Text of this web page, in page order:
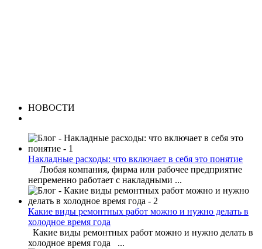
НОВОСТИ
Накладные расходы: что включает в себя это понятие
Любая компания, фирма или рабочее предприятие
непременно работает с накладными ...
Какие виды ремонтных работ можно и нужно делать в
холодное время года
Какие виды ремонтных работ можно и нужно делать в
холодное время года ...